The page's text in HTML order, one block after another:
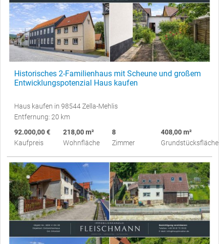
Historisches 2-Familienhaus mit Scheune und großem
Entwicklungspotenzial Haus kaufen
Haus kaufen in 98544 Zella-Mehlis
Entfernung: 20 km
92.000,00 €
Kaufpreis
218,00 m²
Wohnfläche
8
Zimmer
408,00 m²
Grundstücksfläche